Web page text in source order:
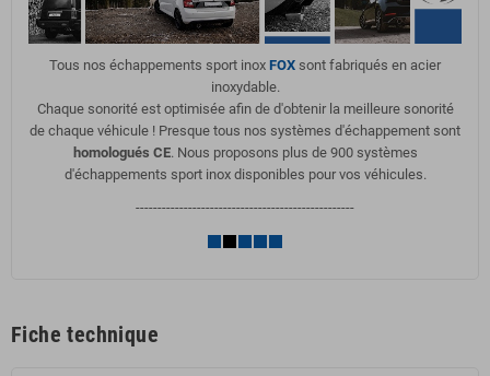
Tous nos échappements sport inox FOX sont fabriqués en acier
inoxydable.
Chaque sonorité est optimisée afin de d'obtenir la meilleure sonorité
de chaque véhicule ! Presque tous nos systèmes d'échappement sont
homologués CE. Nous proposons plus de 900 systèmes
d'échappements sport inox disponibles pour vos véhicules.
--------------------------------------------------
Fiche technique